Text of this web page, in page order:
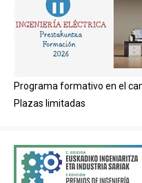
Programa formativo en el
Plazas limitadas